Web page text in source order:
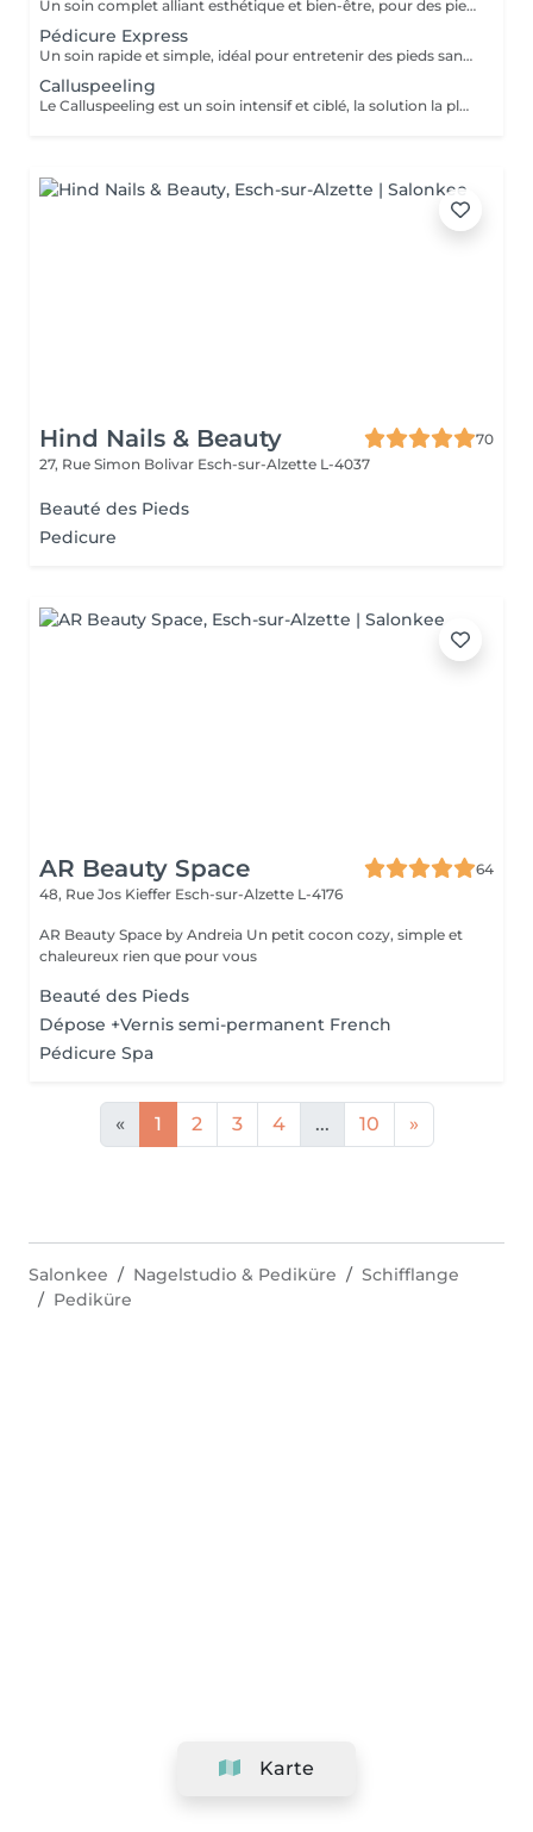
Un soin complet alliant esthétique et bien-être, pour des pieds sains, soignés et confortables. Inclus : Coupe et limage des ongles Soin des cuticules Traitement des ongles incarnés, callosités, cors et plus encore. Ponçage des talons Résultat : des pieds nets, légers et soulagés, avec une finition soignée et confortable au quotidien. Un soin essentiel pour allier beauté, confort et prévention.
Pédicure Express
Un soin rapide et simple, idéal pour entretenir des pieds sans problème particulier. Inclus : coupe et limage des ongles, soin des cuticules. Résultat : des pieds propres et soignés, sans traitement spécifique des callosités ou ongles incarnés. Durée : environ 30 minutes. Parfait pour une mise au point rapide et esthétique entre deux soins complets.
Calluspeeling
Le Calluspeeling est un soin intensif et ciblé, la solution la plus puissante pour éliminer les callosités, fissures et crevasses des pieds. Bénéfices : réparation en profondeur, adoucissement extrême et confort durable. Résultat : des pieds visiblement régénérés, sans douleurs ni inconforts. Un traitement incontournable pour retrouver des pieds sains et parfaitement lisses.
Hind Nails & Beauty
70
27, Rue Simon Bolivar Esch-sur-Alzette L-4037
Beauté des Pieds
Pedicure
AR Beauty Space
64
48, Rue Jos Kieffer Esch-sur-Alzette L-4176
AR Beauty Space by Andreia Un petit cocon cozy, simple et
chaleureux rien que pour vous
Beauté des Pieds
Dépose +Vernis semi-permanent French
Pédicure Spa
« 1 2 3 4 ... 10 »
Karte
Salonkee Nagelstudio & Pediküre
Schifflange
Pediküre